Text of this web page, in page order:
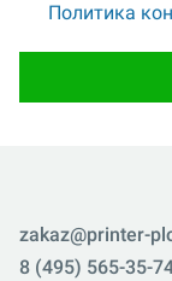
Политика
zakaz@printer-
8 (495) 565-35-